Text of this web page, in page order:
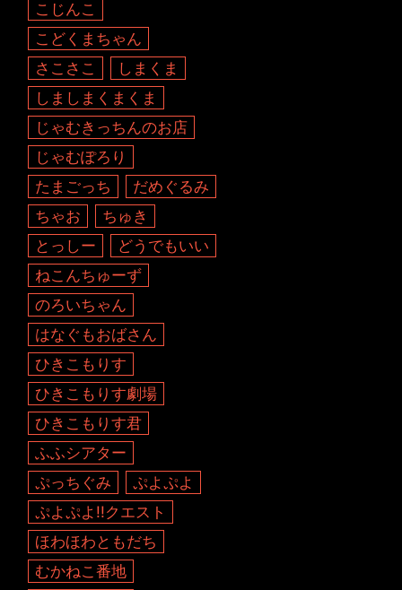
こじんこ
こどくまちゃん
さこさこ
しまくま
しましまくまくま
じゃむきっちんのお店
じゃむぽろり
たまごっち
だめぐるみ
ちゃお
ちゅき
とっしー
どうでもいい
ねこんちゅーず
のろいちゃん
はなぐもおばさん
ひきこもりす
ひきこもりす劇場
ひきこもりす君
ふふシアター
ぷっちぐみ
ぷよぷよ
ぷよぷよ!!クエスト
ほわほわともだち
むかねこ番地